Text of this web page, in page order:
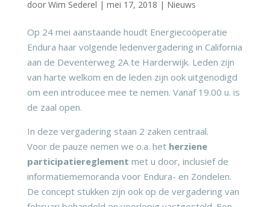
door Wim Sederel | mei 17, 2018 | Nieuws
Op 24 mei aanstaande houdt Energiecoöperatie
Endura haar volgende ledenvergadering in California
aan de Deventerweg 2A te Harderwijk. Leden zijn
van harte welkom en de leden zijn ook uitgenodigd
om een introducee mee te nemen. Vanaf 19.00 u. is
de zaal open.
In deze vergadering staan 2 zaken centraal.
Voor de pauze nemen we o.a. het herziene
participatiereglement met u door, inclusief de
informatiememoranda voor Endura- en Zondelen.
De concept stukken zijn ook op de vergadering van